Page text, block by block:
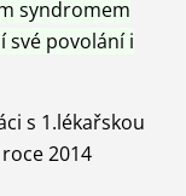
syndromem
své povolání i
s 1.lékařskou
2014